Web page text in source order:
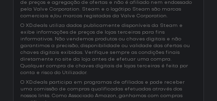
de preços e agregação de ofertas e não é afiliado nem endossado
pela Valve Corporation. Steam e o logótipo Steam são marcas
comerciais e/ou marcas registadas da Valve Corporation.
O XD.deals utiliza dados publicamente disponíveis da Steam e
exibe informações de preços de lojas terceiras para fins
informativos. Não vendemos produtos ou chaves digitais e não
garantimos a precisão, disponibilidade ou validade das ofertas ou
chaves digitais exibidas. Verifique sempre as condições finais
diretamente no site da loja antes de efetuar uma compra.
Qualquer compra de chaves digitais de lojas terceiras é feita por
conta e risco do Utilizador.
O XD.deals participa em programas de afiliados e pode receber
uma comissão de compras qualificadas efetuadas através dos
nossos links. Como Associado Amazon, ganhamos com compras